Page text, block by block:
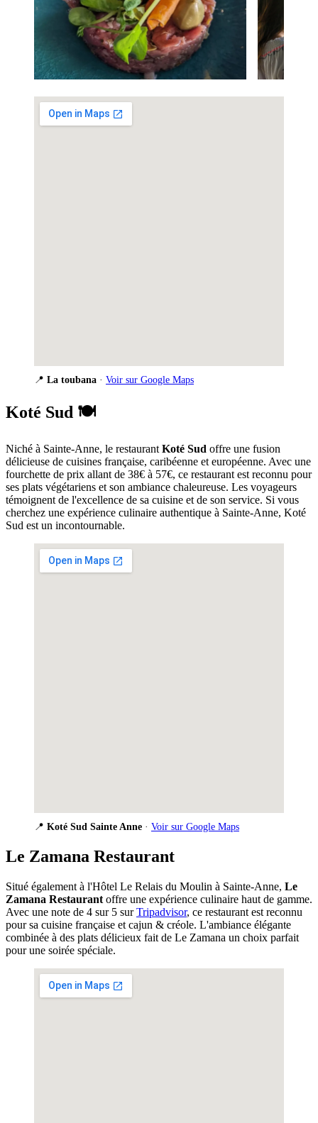
📍 La toubana · Voir sur Google Maps
Koté Sud 🍽️
Niché à Sainte-Anne, le restaurant Koté Sud offre une fusion
délicieuse de cuisines française, caribéenne et européenne. Avec une
fourchette de prix allant de 38€ à 57€, ce restaurant est reconnu pour
ses plats végétariens et son ambiance chaleureuse. Les voyageurs
témoignent de l'excellence de sa cuisine et de son service. Si vous
cherchez une expérience culinaire authentique à Sainte-Anne, Koté
Sud est un incontournable.
📍 Koté Sud Sainte Anne · Voir sur Google Maps
Le Zamana Restaurant
Situé également à l'Hôtel Le Relais du Moulin à Sainte-Anne, Le
Zamana Restaurant offre une expérience culinaire haut de gamme.
Avec une note de 4 sur 5 surTripadvisor, ce restaurant est reconnu
pour sa cuisine française et cajun & créole. L'ambiance élégante
combinée à des plats délicieux fait de Le Zamana un choix parfait
pour une soirée spéciale.